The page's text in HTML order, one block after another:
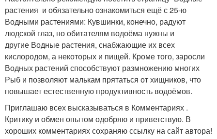
растения и обязательно ознакомиться ещё с 25-ю
Водными растениями: Кувшинки, конечно, радуют
людской глаз, но обитателям водоёма нужны и
другие Водные растения, снабжающие их всех
кислородом, а некоторых и пищей. Кроме того, заросли
Водных растений способствуют размножению многих
Рыб и позволяют малькам прятаться от хищников, что
повышает естественную продуктивность водоёмов.
Приглашаю всех высказываться в Комментариях .
Критику и обмен опытом одобряю и приветствую. В
хороших комментариях сохраняю ссылку на сайт автора!